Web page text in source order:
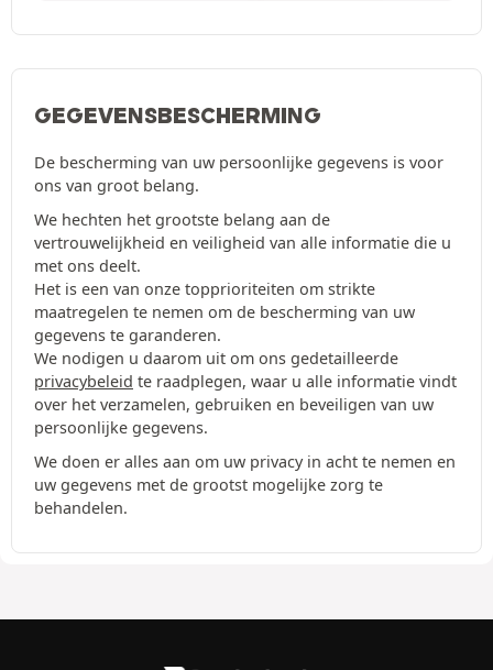
GEGEVENSBESCHERMING
De bescherming van uw persoonlijke gegevens is voor
ons van groot belang.
We hechten het grootste belang aan de
vertrouwelijkheid en veiligheid van alle informatie die u
met ons deelt.
Het is een van onze topprioriteiten om strikte
maatregelen te nemen om de bescherming van uw
gegevens te garanderen.
We nodigen u daarom uit om ons gedetailleerde
privacybeleid te raadplegen, waar u alle informatie vindt
over het verzamelen, gebruiken en beveiligen van uw
persoonlijke gegevens.
We doen er alles aan om uw privacy in acht te nemen en
uw gegevens met de grootst mogelijke zorg te
behandelen.